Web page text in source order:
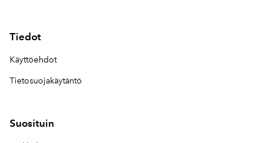
Tiedot
Käyttöehdot
Tietosuojakäytäntö
Suosituin